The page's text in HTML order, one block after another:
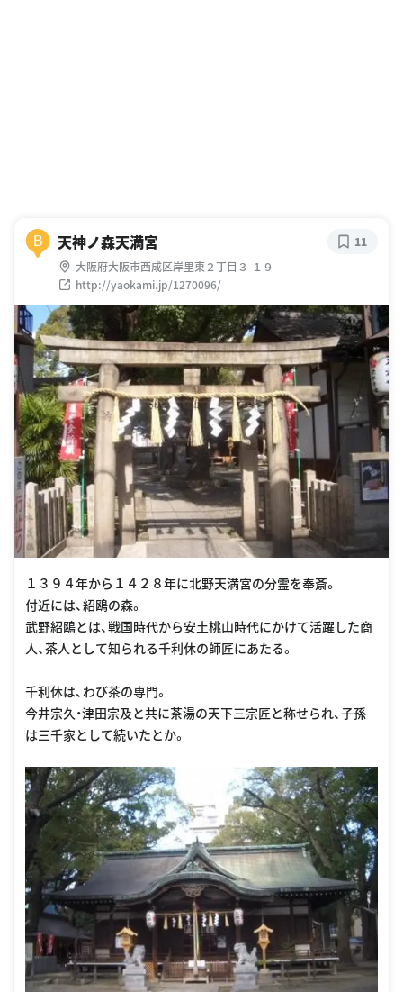
B 天神ノ森天満宮
大阪府大阪市西成区岸里東２丁目３-１９
http://yaokami.jp/1270096/
11
１３９４年から１４２８年に北野天満宮の分霊を奉斎。
付近には、紹鴎の森。
武野紹鴎とは、戦国時代から安土桃山時代にかけて活躍した商
人、茶人として知られる千利休の師匠にあたる。
千利休は、わび茶の専門。
今井宗久・津田宗及と共に茶湯の天下三宗匠と称せられ、子孫
は三千家として続いたとか。